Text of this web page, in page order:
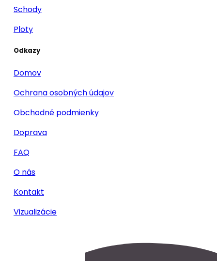
Schody
Ploty
Odkazy
Domov
Ochrana osobných údajov
Obchodné podmienky
Doprava
FAQ
O nás
Kontakt
Vizualizácie